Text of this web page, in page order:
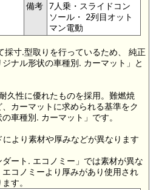
備考
7人乗・スライドコン
ソール・ 2列目オット
マン電動
採寸.型取りを行っているため、 純正
ナル形状の車種別. カーマット」と
久性に優れたものを採用。難燃焼
カーマットに求められる基準をク
車種別. カーマット」です。
より素材や厚みなどが異なります
ダート. エコノミー」では素材が異な
コノミーより厚みがあり使用され
す。